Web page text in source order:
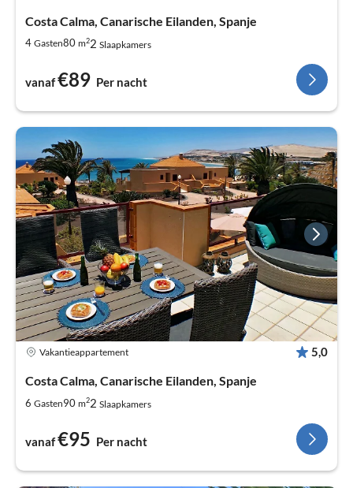
Costa Calma, Canarische Eilanden, Spanje
4 Gasten80 m22 Slaapkamers
vanaf€89 Per nacht
Vakantieappartement 5,0
Costa Calma, Canarische Eilanden, Spanje
6 Gasten90 m22 Slaapkamers
vanaf€95 Per nacht